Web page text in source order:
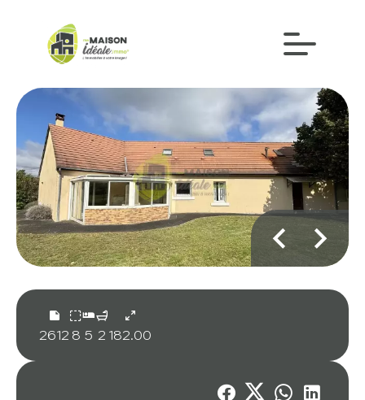
2612 8 5 2 182.00